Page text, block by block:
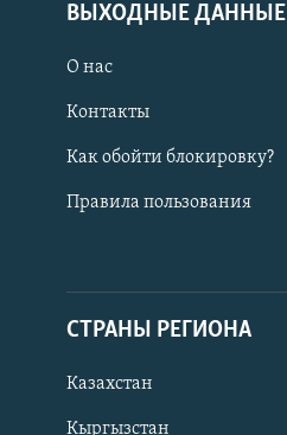
ВЫХОДНЫЕ ДАННЫЕ
О нас
Контакты
Как обойти блокировку?
Правила пользования
СТРАНЫ РЕГИОНА
Казахстан
Кыргызстан